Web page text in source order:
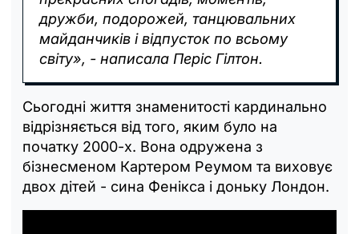
дружби, подорожей, танцювальних
майданчиків і відпусток по всьому
світу», - написала Періс Гілтон.
Сьогодні життя знаменитості кардинально
відрізняється від того, яким було на
початку 2000-х. Вона одружена з
бізнесменом Картером Реумом та виховує
двох дітей - сина Фенікса і доньку Лондон.